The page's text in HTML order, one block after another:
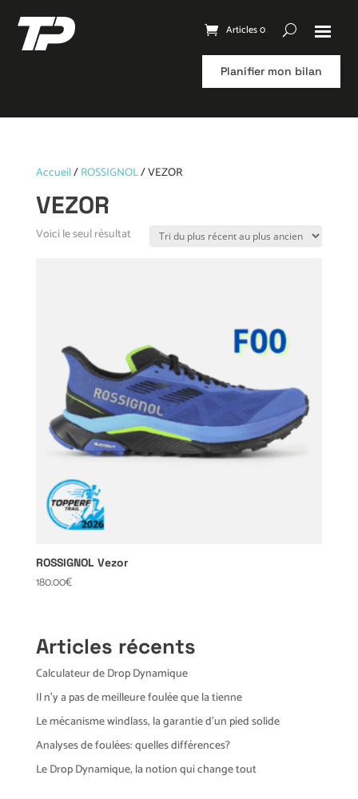
Articles 0
Planifier mon bilan
Accueil/ROSSIGNOL/ VEZOR
VEZOR
Voici le seul résultat
ROSSIGNOL Vezor
180.00€
Articles récents
Calculateur de Drop Dynamique
Il n’y a pas de meilleure foulée que la tienne
Le mécanisme windlass, la garantie d’un pied solide
Analyses de foulées: quelles différences?
Le Drop Dynamique, la notion qui change tout